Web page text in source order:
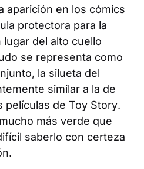
aparición en los cómics
protectora para la
del alto cuello
se representa como
la silueta del
similar a la de
películas de Toy Story.
más verde que
saberlo con certeza